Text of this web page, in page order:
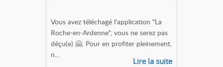
Vous avez téléchagé l'application "La
Roche-en-Ardenne", vous ne serez pas
déçu(e) 🤗. Pour en profiter pleinement,
n...
Lire la suite